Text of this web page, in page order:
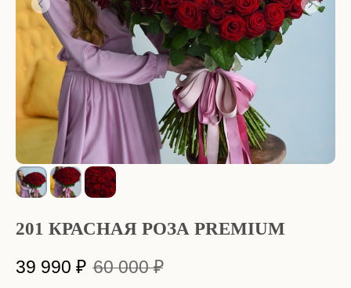
201 КРАСНАЯ РОЗА PREMIUM
39 990 ₽ 60 000 ₽